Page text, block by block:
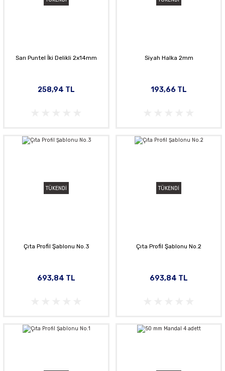
Sarı Puntel İki Delikli 2x14mm
258,94 TL
Siyah Halka 2mm
193,66 TL
TÜKENDİ
Çıta Profil Şablonu No.3
693,84 TL
TÜKENDİ
Çıta Profil Şablonu No.2
693,84 TL